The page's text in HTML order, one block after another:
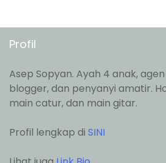
Profil
Asep Sopyan. Ayah 4 anak,
blogger, dan penyanyi amatir.
main catur, dan main gitar.
Profil lengkap di SINI